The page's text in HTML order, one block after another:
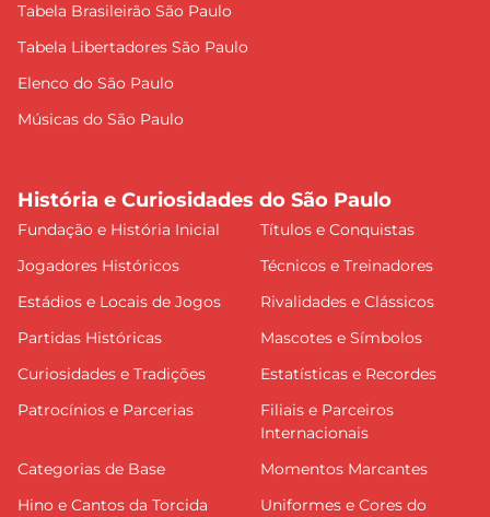
Tabela Brasileirão São Paulo
Tabela Libertadores São Paulo
Elenco do São Paulo
Músicas do São Paulo
História e Curiosidades do São Paulo
Fundação e História Inicial
Títulos e Conquistas
Jogadores Históricos
Técnicos e Treinadores
Estádios e Locais de Jogos
Rivalidades e Clássicos
Partidas Históricas
Mascotes e Símbolos
Curiosidades e Tradições
Estatísticas e Recordes
Patrocínios e Parcerias
Filiais e Parceiros
Internacionais
Categorias de Base
Momentos Marcantes
Hino e Cantos da Torcida
Uniformes e Cores do